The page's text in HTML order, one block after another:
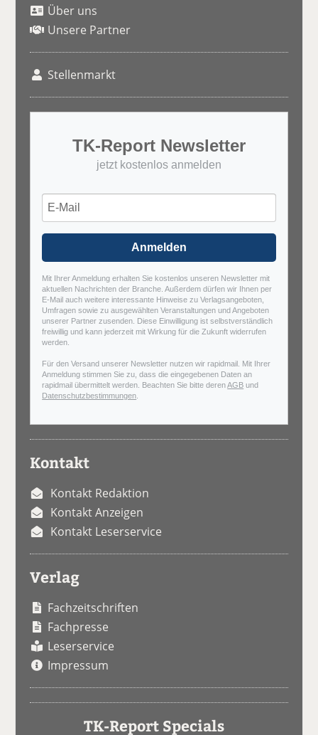
Über uns
Unsere Partner
Stellenmarkt
TK-Report Newsletter
jetzt kostenlos anmelden
Anmelden
Mit Ihrer Anmeldung erhalten Sie kostenlos unseren Newsletter mit
aktuellen Nachrichten der Branche. Außerdem dürfen wir Ihnen per
E-Mail auch weitere interessante Hinweise zu Verlagsangeboten,
Umfragen sowie zu ausgewählten Veranstaltungen und Angeboten
unserer Partner zusenden. Diese Einwilligung ist selbstverständlich
freiwillig und kann jederzeit mit Wirkung für die Zukunft widerrufen
werden.
Für den Versand unserer Newsletter nutzen wir rapidmail. Mit Ihrer
Anmeldung stimmen Sie zu, dass die eingegebenen Daten an
rapidmail übermittelt werden. Beachten Sie bitte derenAGB und
Datenschutzbestimmungen
Kontakt
Kontakt Redaktion
Kontakt Anzeigen
Kontakt Leserservice
Verlag
Fachzeitschriften
Fachpresse
Leserservice
Impressum
TK-Report Specials